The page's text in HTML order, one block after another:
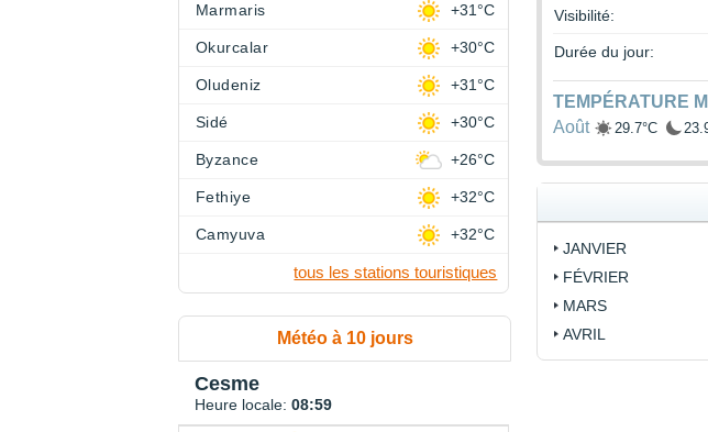
Visibilité:
Durée du jour:
TEMPÉRATURE
Août
29.7°C
JANVIER
FÉVRIER
MARS
AVRIL
Marmaris +31°C
Okurcalar +30°C
Oludeniz +31°C
Sidé +30°C
Byzance +26°C
Fethiye +32°C
Camyuva +32°C
tous les stations touristiques
Météo à 10 jours
Cesme
Heure locale: 08:59